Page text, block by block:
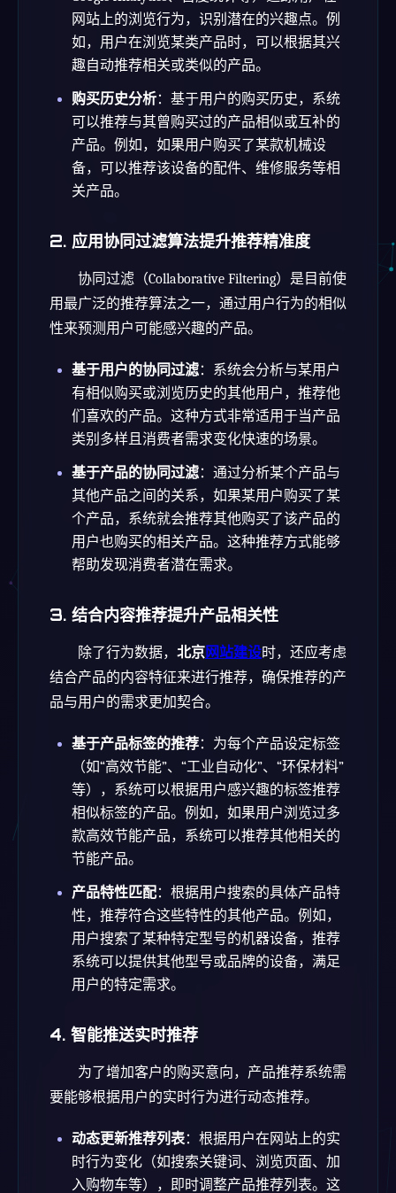
网站上的浏览行为，识别潜在的兴趣点。例
如，用户在浏览某类产品时，可以根据其兴
趣自动推荐相关或类似的产品。
购买历史分析：基于用户的购买历史，系统
可以推荐与其曾购买过的产品相似或互补的
产品。例如，如果用户购买了某款机械设
备，可以推荐该设备的配件、维修服务等相
关产品。
2. 应用协同过滤算法提升推荐精准度
协同过滤（Collaborative Filtering）是目前使
用最广泛的推荐算法之一，通过用户行为的相似
性来预测用户可能感兴趣的产品。
基于用户的协同过滤：系统会分析与某用户
有相似购买或浏览历史的其他用户，推荐他
们喜欢的产品。这种方式非常适用于当产品
类别多样且消费者需求变化快速的场景。
基于产品的协同过滤：通过分析某个产品与
其他产品之间的关系，如果某用户购买了某
个产品，系统就会推荐其他购买了该产品的
用户也购买的相关产品。这种推荐方式能够
帮助发现消费者潜在需求。
3. 结合内容推荐提升产品相关性
除了行为数据， 北京网站建设时，还应考虑
结合产品的内容特征来进行推荐，确保推荐的产
品与用户的需求更加契合。
基于产品标签的推荐：为每个产品设定标签
（如“高效节能”、“工业自动化”、“环保材料”
等），系统可以根据用户感兴趣的标签推荐
相似标签的产品。例如，如果用户浏览过多
款高效节能产品，系统可以推荐其他相关的
节能产品。
产品特性匹配：根据用户搜索的具体产品特
性，推荐符合这些特性的其他产品。例如，
用户搜索了某种特定型号的机器设备，推荐
系统可以提供其他型号或品牌的设备，满足
用户的特定需求。
4. 智能推送实时推荐
为了增加客户的购买意向，产品推荐系统需
要能够根据用户的实时行为进行动态推荐。
动态更新推荐列表：根据用户在网站上的实
时行为变化（如搜索关键词、浏览页面、加
入购物车等），即时调整产品推荐列表。这